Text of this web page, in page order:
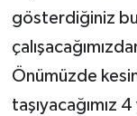
gösterdiğiniz
Önümüzde
taşıyacağımız